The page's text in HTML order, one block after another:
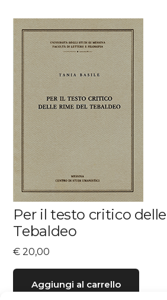
Per il testo critico
Tebaldeo
€ 20,00
Aggiungi al carrello